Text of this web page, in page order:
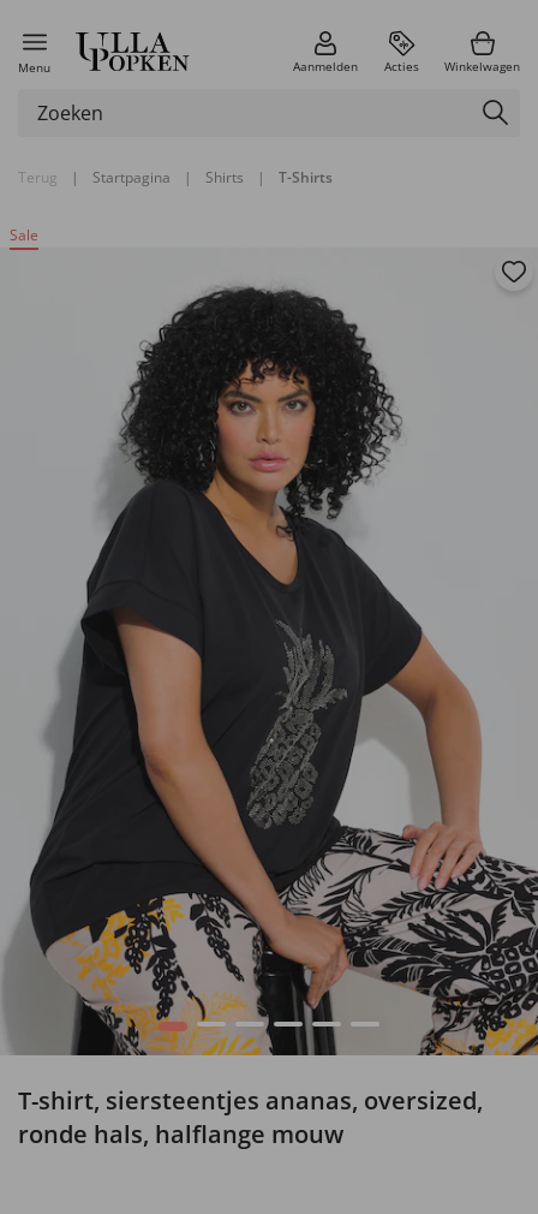
Menu Aanmelden Acties Winkelwagen
Terug | Startpagina | Shirts | T-Shirts
Sale
1 2 3 4 5 6
T-shirt, siersteentjes ananas, oversized,
ronde hals, halflange mouw